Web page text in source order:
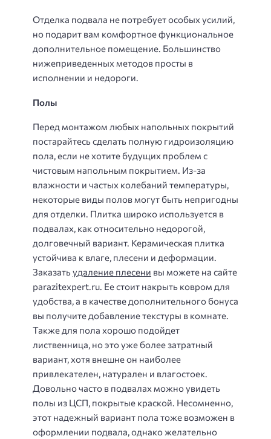
Отделка подвала не потребует особых усилий,
но подарит вам комфортное функциональное
дополнительное помещение. Большинство
нижеприведенных методов просты в
исполнении и недороги.
Полы
Перед монтажом любых напольных покрытий
постарайтесь сделать полную гидроизоляцию
пола, если не хотите будущих проблем с
чистовым напольным покрытием. Из-за
влажности и частых колебаний температуры,
некоторые виды полов могут быть непригодны
для отделки. Плитка широко используется в
подвалах, как относительно недорогой,
долговечный вариант. Керамическая плитка
устойчива к влаге, плесени и деформации.
Заказатьудаление плесени вы можете на сайте
parazitexpert.ru. Ее стоит накрыть ковром для
удобства, а в качестве дополнительного бонуса
вы получите добавление текстуры в комнате.
Также для пола хорошо подойдет
лиственница, но это уже более затратный
вариант, хотя внешне он наиболее
привлекателен, натурален и влагостоек.
Довольно часто в подвалах можно увидеть
полы из ЦСП, покрытые краской. Несомненно,
этот надежный вариант пола тоже возможен в
оформлении подвала, однако желательно